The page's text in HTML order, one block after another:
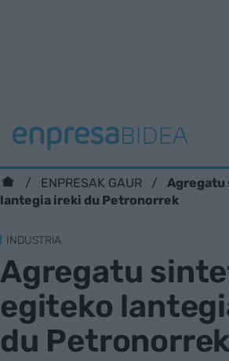
ENPRESAK GAUR
Agregatu
lantegia ireki du Petronorrek
INDUSTRIA
Agregatu
egiteko
du Petronorrek